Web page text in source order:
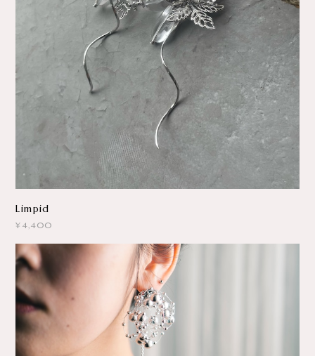
Limpid
¥4,400